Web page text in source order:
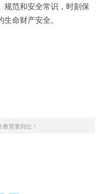
规范和安全常识，时刻保
命财产安全。
育要到位！